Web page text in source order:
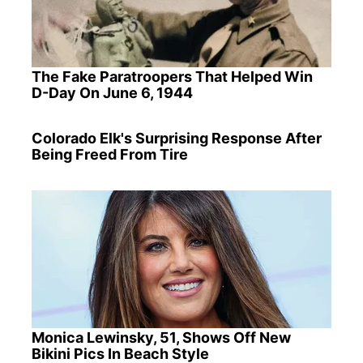
The Fake Paratroopers That Helped Win
D-Day On June 6, 1944
Colorado Elk's Surprising Response After
Being Freed From Tire
Monica Lewinsky, 51, Shows Off New
Bikini Pics In Beach Style